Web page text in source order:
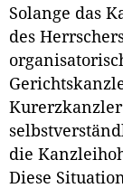
Solange das
des
die
Diese